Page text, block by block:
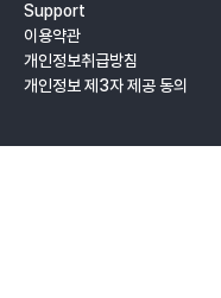
Support
이용약관
개인정보취급방침
개인정보 제3자 제공 동의